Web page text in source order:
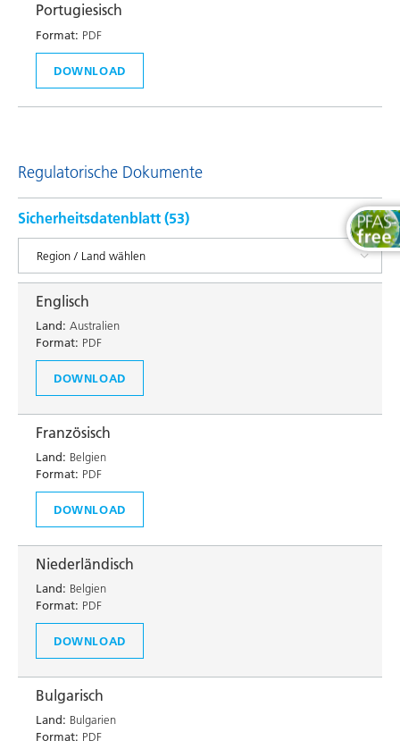
Portugiesisch
Format: PDF
DOWNLOAD
Regulatorische Dokumente
Sicherheitsdatenblatt (53)
Englisch
Land: Australien
Format: PDF
DOWNLOAD
Französisch
Land: Belgien
Format: PDF
DOWNLOAD
Niederländisch
Land: Belgien
Format: PDF
DOWNLOAD
Bulgarisch
Land: Bulgarien
Format: PDF